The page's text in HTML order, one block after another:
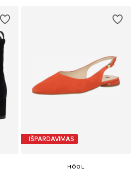
IŠPARDAVIMAS
HÖGL